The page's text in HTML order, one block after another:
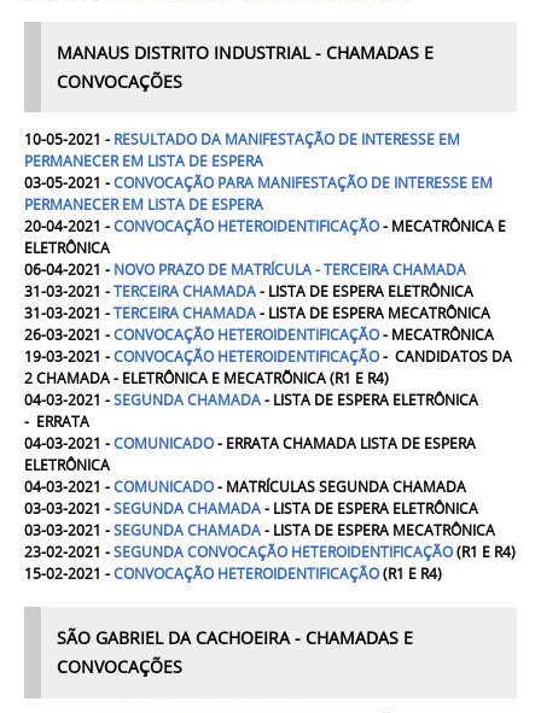
MANAUS DISTRITO INDUSTRIAL - CHAMADAS E
CONVOCAÇÕES
10-05-2021 - RESULTADO DA MANIFESTAÇÃO DE INTERESSE EM
PERMANECER EM LISTA DE ESPERA
03-05-2021 -CONVOCAÇÃO PARA MANIFESTAÇÃO DE INTERESSE EM
PERMANECER EM LISTA DE ESPERA
20-04-2021 -CONVOCAÇÃO HETEROIDENTIFICAÇÃO- MECATRÔNICA E
ELETRÔNICA
06-04-2021 - NOVO PRAZO DE MATRÍCULA - TERCEIRA CHAMADA
31-03-2021 -TERCEIRA CHAMADA- LISTA DE ESPERA ELETRÔNICA
31-03-2021 -TERCEIRA CHAMADA- LISTA DE ESPERA MECATRÔNICA
26-03-2021 -CONVOCAÇÃO HETEROIDENTIFICAÇÃO- MECATRÔNICA
19-03-2021 -CONVOCAÇÃO HETEROIDENTIFICAÇÃO- CANDIDATOS DA
2 CHAMADA - ELETRÔNICA E MECATRÕNICA (R1 E R4)
04-03-2021 -SEGUNDACHAMADA- LISTA DE ESPERA ELETRÔNICA
- ERRATA
04-03-2021 -COMUNICADO- ERRATA CHAMADA LISTA DE ESPERA
ELETRÔNICA
04-03-2021 -COMUNICADO- MATRÍCULAS SEGUNDA CHAMADA
03-03-2021 -SEGUNDA CHAMADA- LISTA DE ESPERA ELETRÔNICA
03-03-2021 -SEGUNDA CHAMADA- LISTA DE ESPERA MECATRÔNICA
23-02-2021 -SEGUNDACONVOCAÇÃO HETEROIDENTIFICAÇÃO(R1 E R4)
15-02-2021 -CONVOCAÇÃO HETEROIDENTIFICAÇÃO(R1 E R4)
SÃO GABRIEL DA CACHOEIRA - CHAMADAS E
CONVOCAÇÕES